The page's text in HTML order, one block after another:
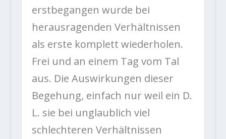
erstbegangen wurde bei
herausragenden Verhältnissen
als erste komplett wiederholen.
Frei und an einem Tag vom Tal
aus. Die Auswirkungen dieser
Begehung, einfach nur weil ein D.
L. sie bei unglaublich viel
schlechteren Verhältnissen